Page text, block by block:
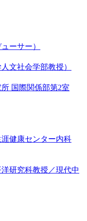
ーサー）
文社会学部教授）
国際関係部第2室
涯健康センター内科
研究科教授／現代中